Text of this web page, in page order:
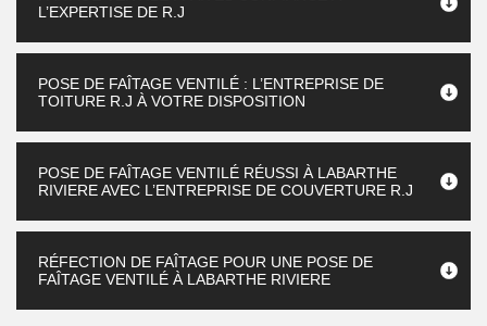
L’EXPERTISE DE R.J
POSE DE FAÎTAGE VENTILÉ : L’ENTREPRISE DE
TOITURE R.J À VOTRE DISPOSITION
POSE DE FAÎTAGE VENTILÉ RÉUSSI À LABARTHE
RIVIERE AVEC L’ENTREPRISE DE COUVERTURE R.J
RÉFECTION DE FAÎTAGE POUR UNE POSE DE
FAÎTAGE VENTILÉ À LABARTHE RIVIERE